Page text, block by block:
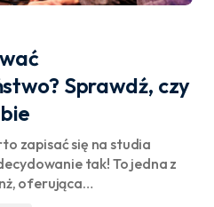
Sprawdź, czy
zapisać się na studia
tak! To jedna z
oferująca…